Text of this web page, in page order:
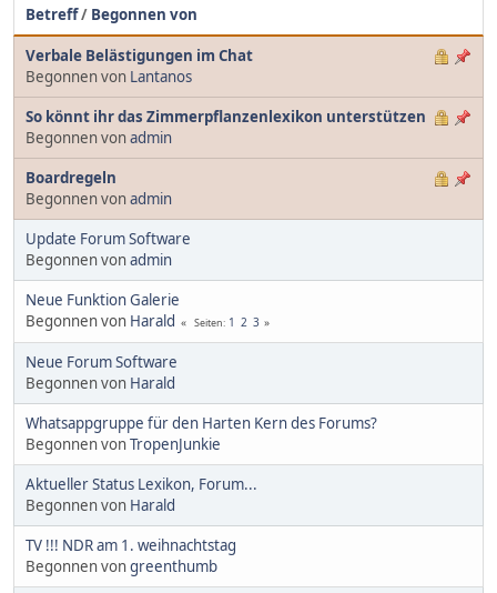
Betreff/ Begonnen von
Verbale Belästigungen im Chat
Begonnen von Lantanos
So könnt ihr das Zimmerpflanzenlexikon unterstützen
Begonnen vonadmin
Boardregeln
Begonnen vonadmin
Update Forum Software
Begonnen vonadmin
Neue Funktion Galerie
Begonnen von Harald Seiten 1 2 3
Neue Forum Software
Begonnen von Harald
Whatsappgruppe für den Harten Kern des Forums?
Begonnen vonTropenJunkie
Aktueller Status Lexikon, Forum...
Begonnen von Harald
TV !!! NDR am 1. weihnachtstag
Begonnen vongreenthumb